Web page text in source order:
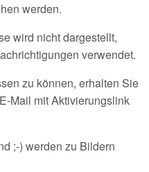
werden.
wird nicht dargestellt,
verwendet.
zu können, erhalten Sie
Mail mit Aktivierungslink
;-) werden zu Bildern